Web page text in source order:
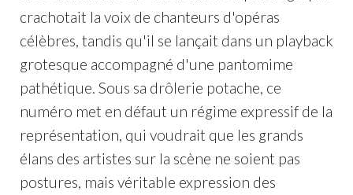
crachotait la voix de chanteurs d'opéras
célèbres, tandis qu'il se lançait dans un playback
grotesque accompagné d'une pantomime
pathétique. Sous sa drôlerie potache, ce
numéro met en défaut un régime expressif de la
représentation, qui voudrait que les grands
élans des artistes sur la scène ne soient pas
postures, mais véritable expression des